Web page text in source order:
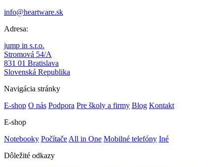
info@heartware.sk
Adresa:
jump in s.r.o.
Stromová 54/A
831 01 Bratislava
Slovenská Republika
Navigácia stránky
E-shop O nás Podpora Pre školy a firmy Blog Kontakt
E-shop
Notebooky Počítače All in One Mobilné telefóny Iné
Dôležité odkazy